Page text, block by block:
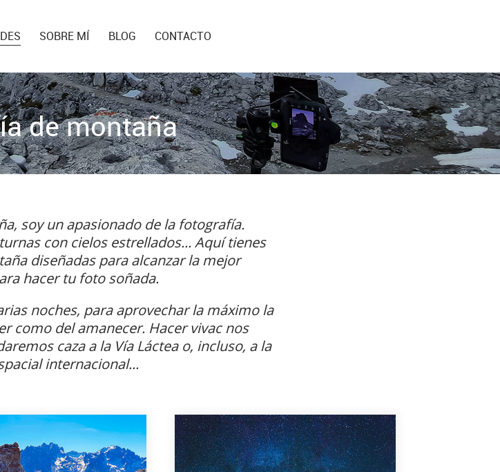
SOBRE MÍ BLOG CONTACTO
de montaña
soy un apasionado de la fotografía.
con cielos estrellados... Aquí tienes
diseñadas para alcanzar lamejor
hacer tu foto soñada.
noches, para aprovechar la máximo la
como del amanecer.Hacer vivac nos
caza a la Vía Láctea o, incluso, a la
internacional...